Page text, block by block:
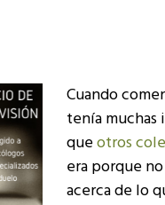
Cuando
tenía muchas
queotros
era porque
acerca de lo